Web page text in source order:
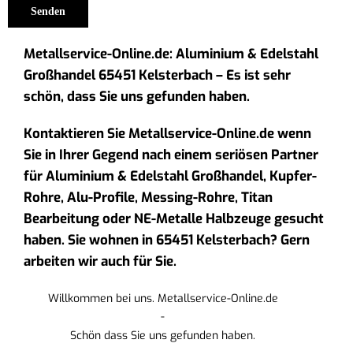
Metallservice-Online.de: Aluminium & Edelstahl
Großhandel 65451 Kelsterbach – Es ist sehr
schön, dass Sie uns gefunden haben.
Kontaktieren Sie Metallservice-Online.de wenn
Sie in Ihrer Gegend nach einem seriösen Partner
für Aluminium & Edelstahl Großhandel, Kupfer-
Rohre, Alu-Profile, Messing-Rohre, Titan
Bearbeitung oder NE-Metalle Halbzeuge gesucht
haben. Sie wohnen in 65451 Kelsterbach? Gern
arbeiten wir auch für Sie.
Willkommen bei uns. Metallservice-Online.de
-
Schön dass Sie uns gefunden haben.